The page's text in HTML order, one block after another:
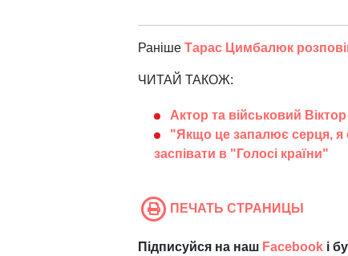
Раніше Тарас Цимбалюк
ЧИТАЙ ТАКОЖ:
Актор та військовий
"Якщо це запалює серця, я
заспівати в "Голосі країни"
ПЕЧАТЬ СТРАНИЦЫ
Підписуйся на наш Facebook і